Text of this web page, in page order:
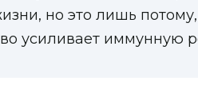
но это лишь
усиливает иммунную